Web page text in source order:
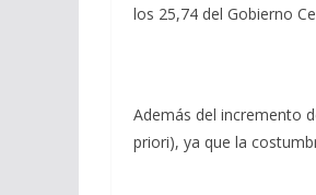
los 25,74 del Gobierno
Además del incremento
priori), ya que la